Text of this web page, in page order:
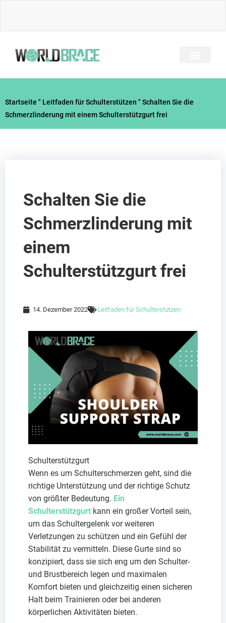
Startseite " Leitfaden für Schulterstützen " Schalten Sie die
Schmerzlinderung mit einem Schulterstützgurt frei
Schalten Sie die
Schmerzlinderung mit
einem
Schulterstützgurt frei
14. Dezember 2022 Leitfaden für Schulterstützen
Schulterstützgurt
Wenn es um Schulterschmerzen geht, sind die
richtige Unterstützung und der richtige Schutz
von größter Bedeutung. Ein
Schulterstützgurt kann ein großer Vorteil sein,
um das Schultergelenk vor weiteren
Verletzungen zu schützen und ein Gefühl der
Stabilität zu vermitteln. Diese Gurte sind so
konzipiert, dass sie sich eng um den Schulter-
und Brustbereich legen und maximalen
Komfort bieten und gleichzeitig einen sicheren
Halt beim Trainieren oder bei anderen
körperlichen Aktivitäten bieten.